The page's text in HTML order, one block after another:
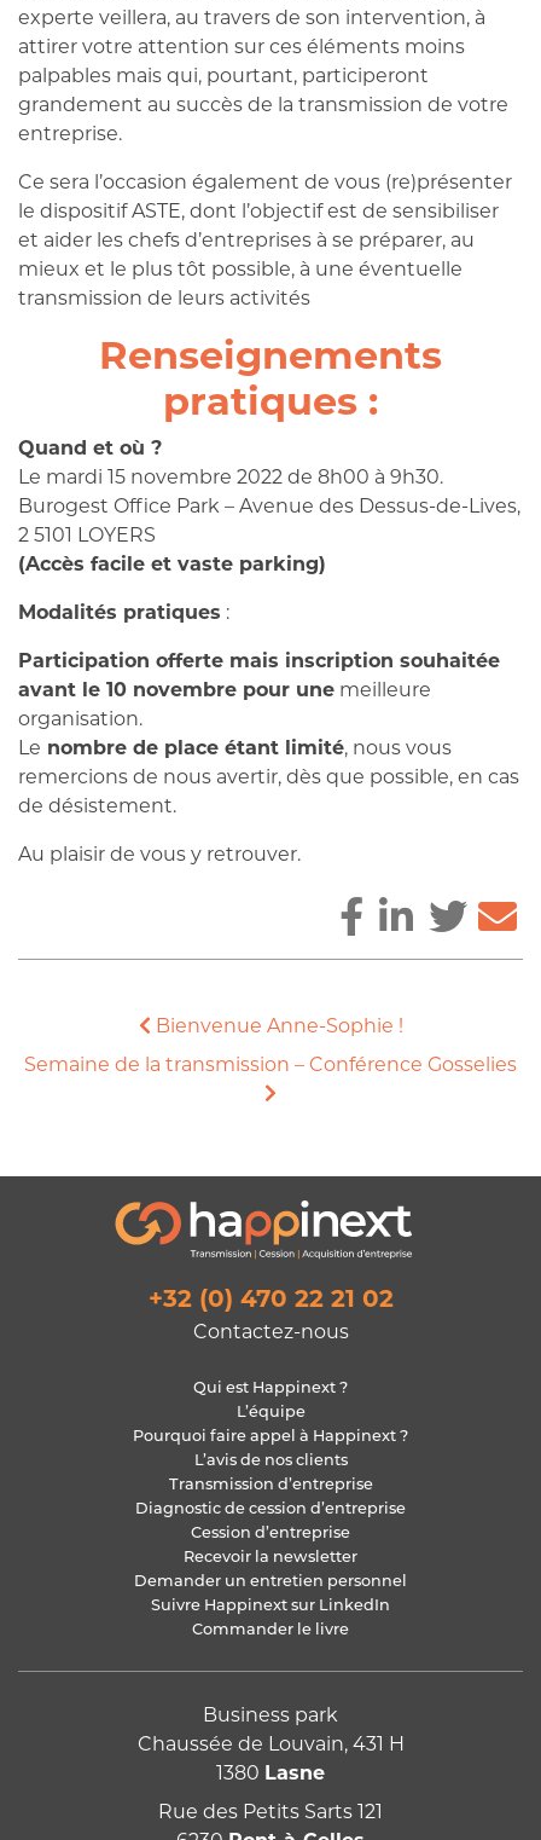
experte veillera, au travers de son intervention, à
attirer votre attention sur ces éléments moins
palpables mais qui, pourtant, participeront
grandement au succès de la transmission de votre
entreprise.
Ce sera l’occasion également de vous (re)présenter
le dispositif ASTE, dont l’objectif est de sensibiliser
et aider les chefs d’entreprises à se préparer, au
mieux et le plus tôt possible, à une éventuelle
transmission de leurs activités
Renseignements
pratiques :
Quand et où ?
Le mardi 15 novembre 2022 de 8h00 à 9h30.
Burogest Office Park – Avenue des Dessus-de-Lives,
2 5101 LOYERS
(Accès facile et vaste parking)
Modalités pratiques :
Participation offerte mais inscription souhaitée
avant le 10 novembre pour une meilleure
organisation.
Le nombre de place étant limité, nous vous
remercions de nous avertir, dès que possible, en cas
de désistement.
Au plaisir de vous y retrouver.
Bienvenue Anne-Sophie !
Semaine de la transmission – Conférence Gosselies
+32 (0) 470 22 21 02
Contactez-nous
Qui est Happinext ?
L’équipe
Pourquoi faire appel à Happinext ?
L’avis de nos clients
Transmission d’entreprise
Diagnostic de cession d’entreprise
Cession d’entreprise
Recevoir la newsletter
Demander un entretien personnel
Suivre Happinext sur LinkedIn
Commander le livre
Business park
Chaussée de Louvain, 431 H
1380 Lasne
Rue des Petits Sarts 121